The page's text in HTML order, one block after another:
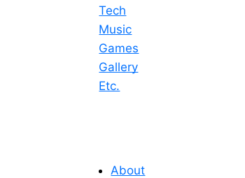
Tech
Music
Games
Gallery
Etc.
About